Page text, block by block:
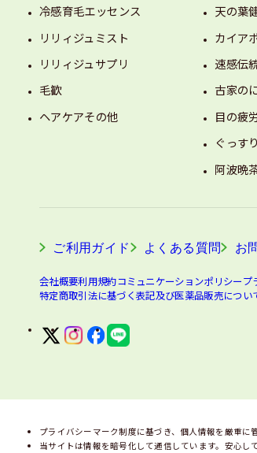
冷感育毛エッセンス
リリィジュミスト
リリィジュサプリ
毛歓
ヘアケアその他
天の葉
カイア
速感伝
古家の
目の疲
ぐっす
阿波晩
ご利用ガイド よくある質問 お
会社概要利用規約コミュニケーションポリシープ
特定商取引法に基づく表記及び医薬品販売につい
プライバシーマーク制度に基づき、個人情報を厳重に
当サイトは情報を暗号化して通信しています。安心し